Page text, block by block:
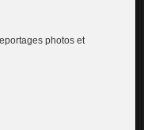
photos et